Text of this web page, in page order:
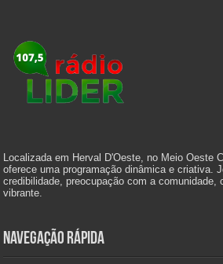
Localizada em Herval D'Oeste, no Meio Oeste
oferece uma programação dinâmica e criativa.
credibilidade, preocupação com a comunidade,
vibrante.
Navegação Rápida